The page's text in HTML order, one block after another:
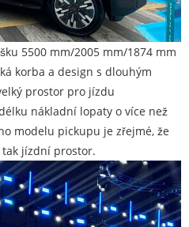
5500 mm/2005 mm/1874 mm
korba a design s dlouhým
prostor pro jízdu
nákladní lopaty o více než
modelu pickupu je zřejmé, že
jízdní prostor.